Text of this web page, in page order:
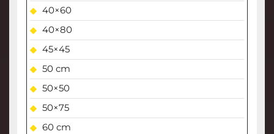
40×60
40×80
45×45
50 cm
50×50
50×75
60 cm